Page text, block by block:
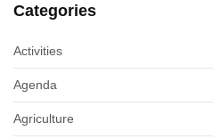
Categories
Activities
Agenda
Agriculture